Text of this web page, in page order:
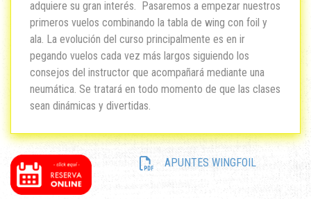
adquiere su gran interés. Pasaremos a empezar nuestros
primeros vuelos combinando la tabla de wing con foil y
ala. La evolución del curso principalmente es en ir
pegando vuelos cada vez más largos siguiendo los
consejos del instructor que acompañará mediante una
neumática. Se tratará en todo momento de que las clases
sean dinámicas y divertidas.
APUNTES WINGFOIL